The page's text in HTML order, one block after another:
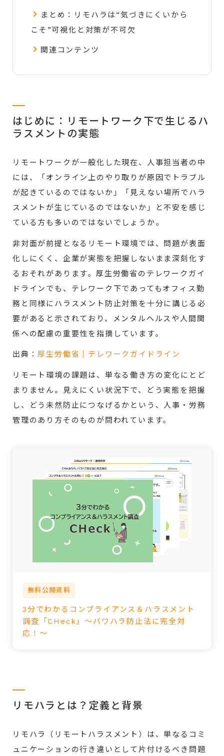
まとめ：リモハラは“気づきにくいから
こそ”可視化と対策が不可欠
関連コンテンツ
はじめに：リモートワーク下で生じるハ
ラスメントの実態
リモートワークが一般化した現在、人事担当者の中
には、「オンライン上のやり取りが原因でトラブル
が起きているのではないか」「見えない場所でハラ
スメントが生じているのではないか」と不安を感じ
ている方も多いのではないでしょうか。
非対面が前提となるリモート環境では、問題が表面
化しにくく、企業が実態を把握しないまま深刻化す
るおそれがあります。厚生労働省のテレワークガイ
ドラインでも、テレワーク下であってもオフィス勤
務と同様にハラスメント防止対策を十分に講じる必
要があると示されており、メンタルヘルスや人間関
係への配慮の重要性を指摘しています。
出典：厚生労働省｜テレワークガイドライン
リモート環境の課題は、単なる働き方の変化にとど
まりません。見えにくい状況下で、どう実態を把握
し、どう未然防止につなげるかという、人事・労務
管理のあり方そのものが問われています。
無料公開資料
3分でわかるコンプライアンス＆ハラスメント
調査「CHeck」～パワハラ防止法に完全対
応！～
リモハラとは？定義と背景
リモハラ（リモートハラスメント）は、単なるコミ
ュニケーションの行き違いとして片付けるべき問題